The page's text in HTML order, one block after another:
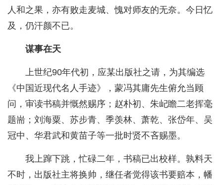
人和之果，亦有败走麦城、愧对师友的无奈。今日忆
及，仍汗颜不已。
谋事在天
上世纪90年代初，应某出版社之请，为其编选
《中国近现代名人手迹》，蒙冯其庸先生俯允当顾
问，审读书稿并慨然赐序；赵朴初、朱屺瞻二老挥毫
题耑；刘海粟、苏步青、季羡林、萧乾、张岱年、吴
冠中、华君武和黄苗子等一批时贤不吝赐墨。
我上蹿下跳，忙碌二年，书稿已出校样。孰料天
不时，出版社主将换帅，继任者觉得该书要赔本，幡